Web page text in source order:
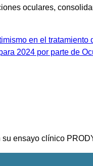
oculares,
en el tratamiento
2024 por parte de
ensayo clínico